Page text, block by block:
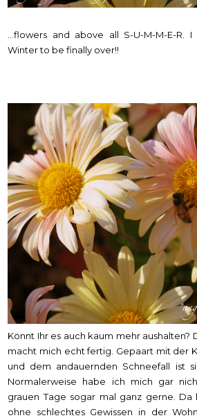
...flowers and above all S-U-M-M-E-
Winter to be finally over!!
Könnt Ihr es auch kaum mehr
macht mich echt fertig. Gepaart mit der
und dem andauernden Schneefall ist
Normalerweise habe ich mich gar
grauen Tage sogar mal ganz gerne. Da
ohne schlechtes Gewissen in der